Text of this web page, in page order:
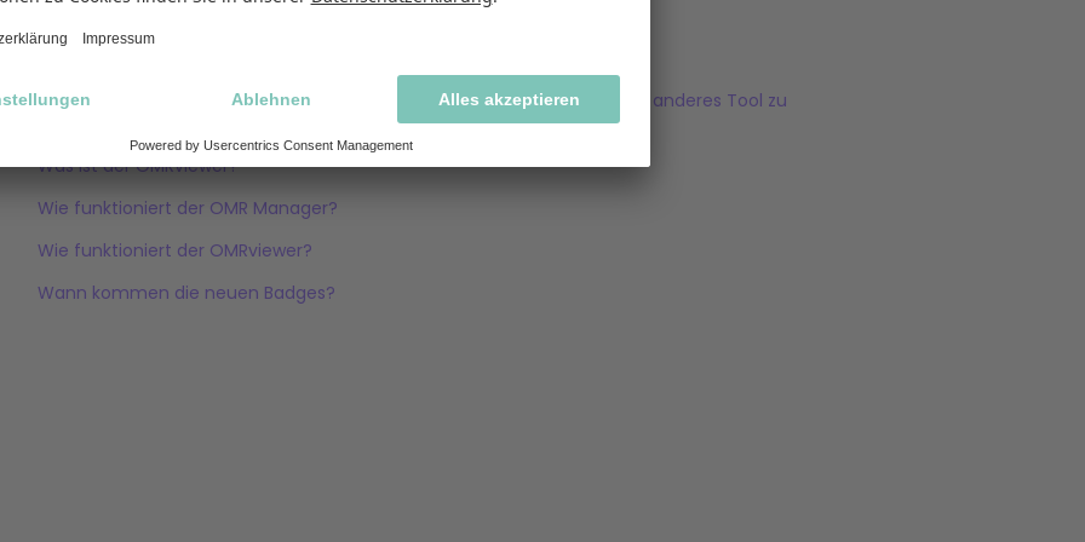
Verwandte Artikel
Wie viele Bewertungen benötige ich, um Leader zu werden und/oder ein anderes Tool zu
Was ist der OMRviewer?
Wie funktioniert der OMR Manager?
Wie funktioniert der OMRviewer?
Wann kommen die neuen Badges?